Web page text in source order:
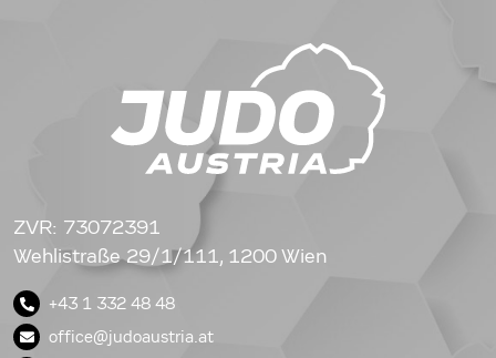
ZVR: 73072391
Wehlistraße 29/1/111, 1200 Wien
+43 1 332 48 48
office@judoaustria.at